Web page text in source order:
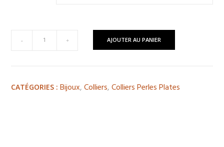
- + AJOUTER AU PANIER
CATÉGORIES : Bijoux,Colliers,Colliers Perles Plates